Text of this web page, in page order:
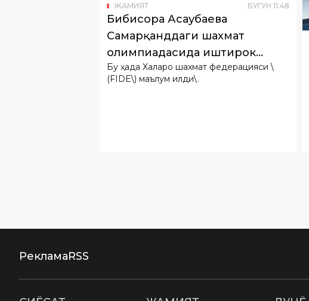
ЖАМИЯТ БУГУН 11:48
Бибисора Асаубаева
Самарқанддаги шахмат
олимпиадасида иштирок
этади
Бу ҳақда Халқаро шахмат федерацияси \
(FIDE\) маълум қилди\.
РекламаRSS